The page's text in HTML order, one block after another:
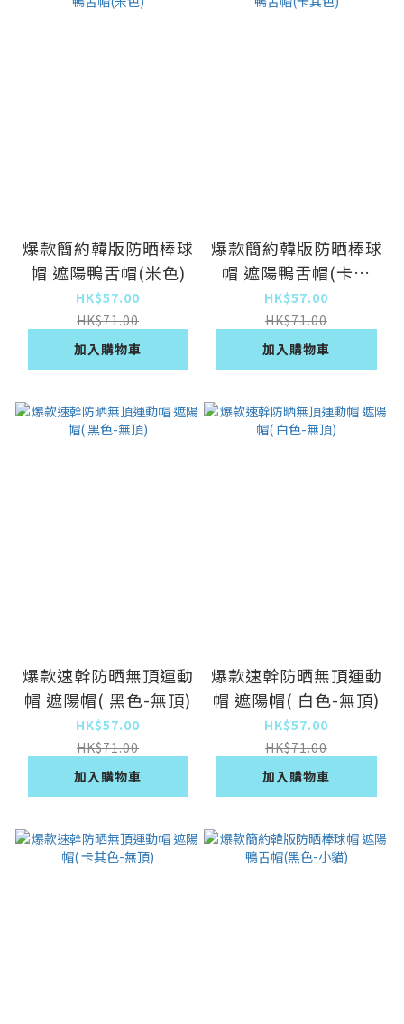
爆款簡約韓版防晒棒球
帽 遮陽鴨舌帽(米色)
HK$57.00
HK$71.00
加入購物車
爆款簡約韓版防晒棒球
帽 遮陽鴨舌帽(卡其
色)
HK$57.00
HK$71.00
加入購物車
爆款速幹防晒無頂運動
帽 遮陽帽( 黑色-無頂)
HK$57.00
HK$71.00
加入購物車
爆款速幹防晒無頂運動
帽 遮陽帽( 白色-無頂)
HK$57.00
HK$71.00
加入購物車